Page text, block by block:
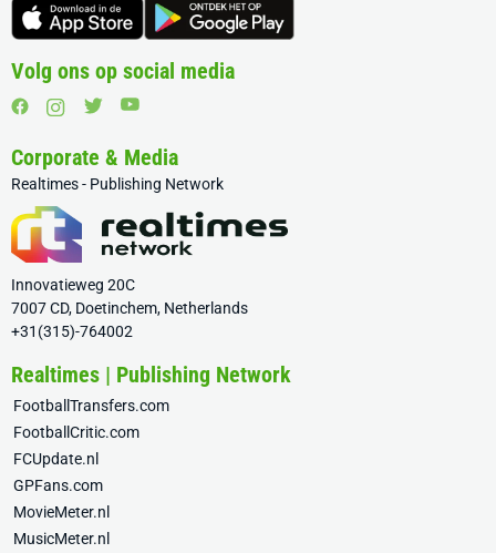
Volg ons op social media
Corporate & Media
Realtimes - Publishing Network
Innovatieweg 20C
7007 CD, Doetinchem, Netherlands
+31(315)-764002
Realtimes | Publishing Network
FootballTransfers.com
FootballCritic.com
FCUpdate.nl
GPFans.com
MovieMeter.nl
MusicMeter.nl